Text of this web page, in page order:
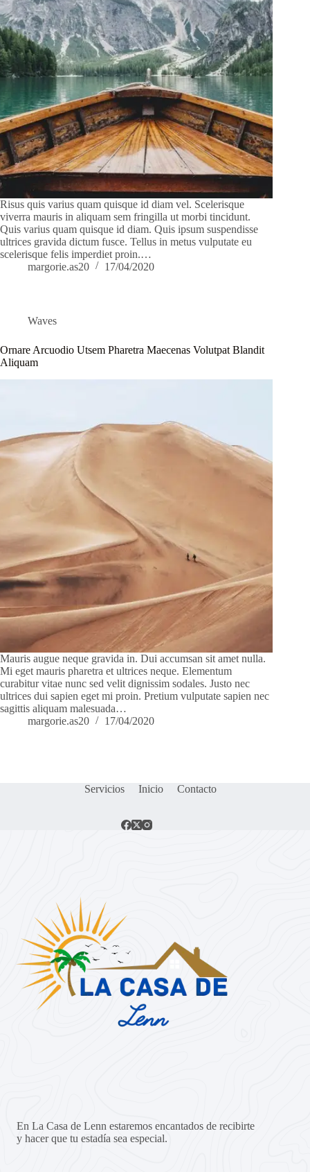
Risus quis varius quam quisque id diam vel. Scelerisque
viverra mauris in aliquam sem fringilla ut morbi tincidunt.
Quis varius quam quisque id diam. Quis ipsum suspendisse
ultrices gravida dictum fusce. Tellus in metus vulputate eu
scelerisque felis imperdiet proin.…
margorie.as20
17/04/2020
Waves
Ornare Arcuodio Utsem Pharetra Maecenas Volutpat Blandit
Aliquam
Mauris augue neque gravida in. Dui accumsan sit amet nulla.
Mi eget mauris pharetra et ultrices neque. Elementum
curabitur vitae nunc sed velit dignissim sodales. Justo nec
ultrices dui sapien eget mi proin. Pretium vulputate sapien nec
sagittis aliquam malesuada…
margorie.as20
17/04/2020
Servicios Inicio Contacto
En La Casa de Lenn estaremos encantados de recibirte
y hacer que tu estadía sea especial.